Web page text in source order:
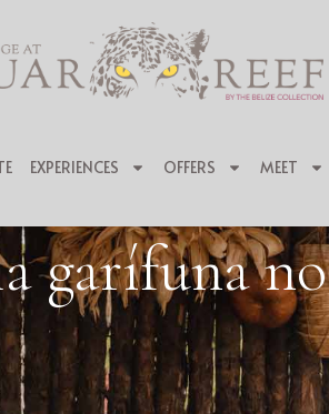
EXPERIENCES OFFERS MEET
garífuna no